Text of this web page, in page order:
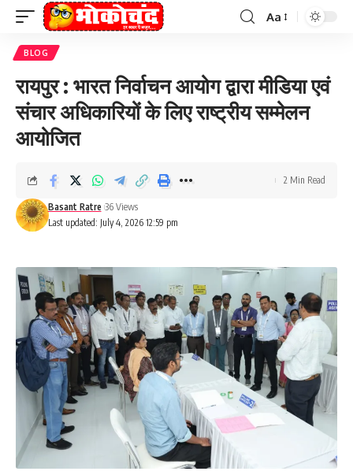
Font
Aa
BLOG
रायपुर : भारत निर्वाचन आयोग द्वारा मीडिया एवं
संचार अधिकारियों के लिए राष्ट्रीय सम्मेलन
आयोजित
Last updated: July 4, 2026 12:59 pm
Basant Ratre 36 Views
2 Min Read